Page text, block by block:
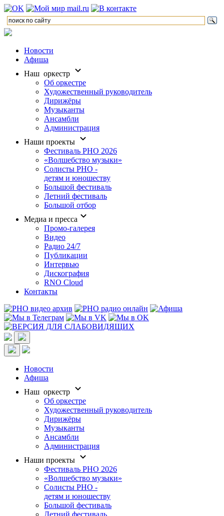
Новости
Афиша
Наш оркестр
Об оркестре
Художественный руководитель
Дирижёры
Музыканты
Ансамбли
Администрация
Наши проекты
Фестиваль РНО 2026
«Волшебство музыки»
Солисты РНО -
детям и юношеству
Большой фестиваль
Летний фестиваль
Большой отбор
Медиа и пресса
Промо-галерея
Видео
Радио 24/7
Публикации
Интервью
Дискография
RNO Cloud
Контакты
Новости
Афиша
Наш оркестр
Об оркестре
Художественный руководитель
Дирижёры
Музыканты
Ансамбли
Администрация
Наши проекты
Фестиваль РНО 2026
«Волшебство музыки»
Солисты РНО -
детям и юношеству
Большой фестиваль
Летний фестиваль